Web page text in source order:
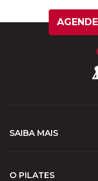
SAIBA MAIS
O PILATES